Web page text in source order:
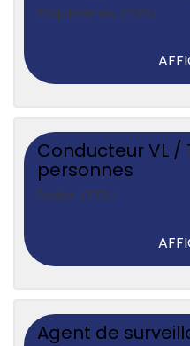
Réquistanais, CDDU
Conducteur VL /
personnes
Rodez, CDDU
Agent de